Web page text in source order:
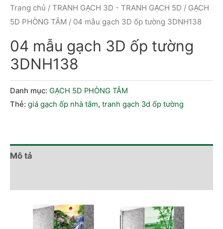
Trang chủ / TRANH GẠCH 3D - TRANH GẠCH 5D / GẠCH
5D PHÒNG TẮM / 04 mẫu gạch 3D ốp tường 3DNH138
04 mẫu gạch 3D ốp tường
3DNH138
Danh mục: GẠCH 5D PHÒNG TẮM
Thẻ: giá gạch ốp nhà tắm, tranh gạch 3d ốp tường
Mô tả